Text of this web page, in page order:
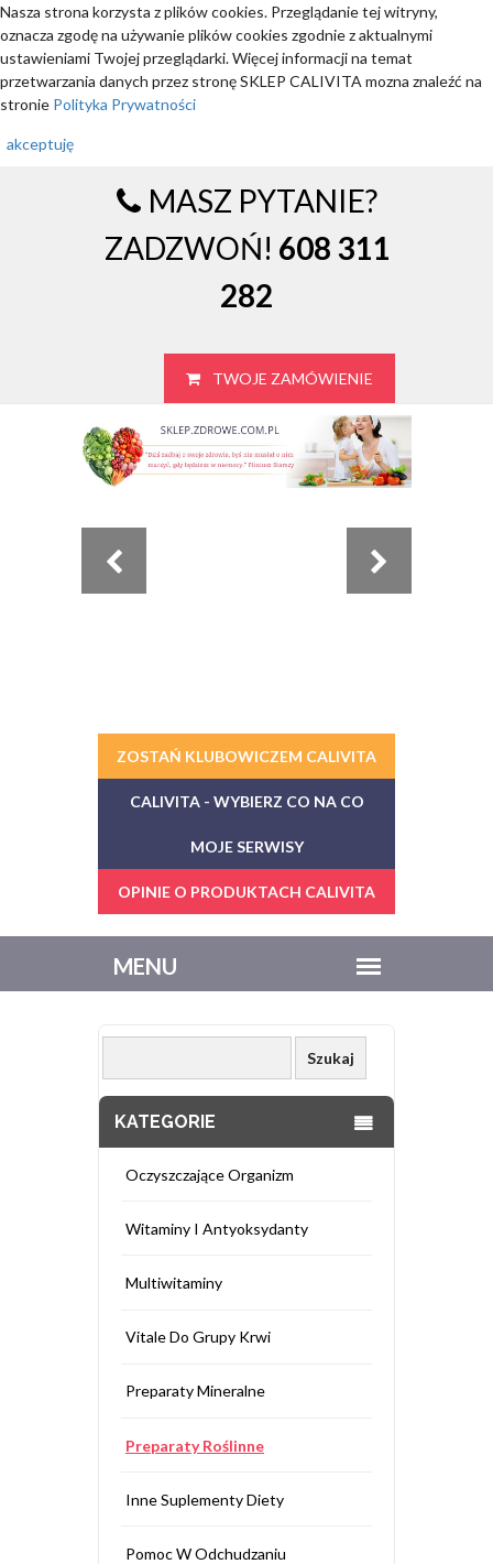
Nasza strona korzysta z plików cookies. Przeglądanie tej witryny,
oznacza zgodę na używanie plików cookies zgodnie z aktualnymi
ustawieniami Twojej przeglądarki. Więcej informacji na temat
przetwarzania danych przez stronę SKLEP CALIVITA mozna znaleźć na
stronie Polityka Prywatności
akceptuję
MASZ PYTANIE?
ZADZWOŃ! 608 311
282
TWOJE ZAMÓWIENIE
ZOSTAŃ KLUBOWICZEM CALIVITA
CALIVITA - WYBIERZ CO NA CO
MOJE SERWISY
OPINIE O PRODUKTACH CALIVITA
KATEGORIE
Oczyszczające Organizm
Witaminy I Antyoksydanty
Multiwitaminy
Vitale Do Grupy Krwi
Preparaty Mineralne
Preparaty Roślinne
Inne Suplementy Diety
Pomoc W Odchudzaniu